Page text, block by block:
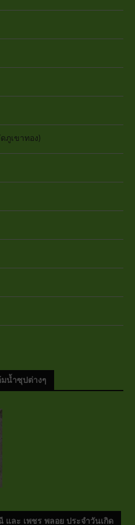
ภูเขาทอง)
น้ำซุปต่างๆ
ละ เพชร พลอย ประจำวันเกิด